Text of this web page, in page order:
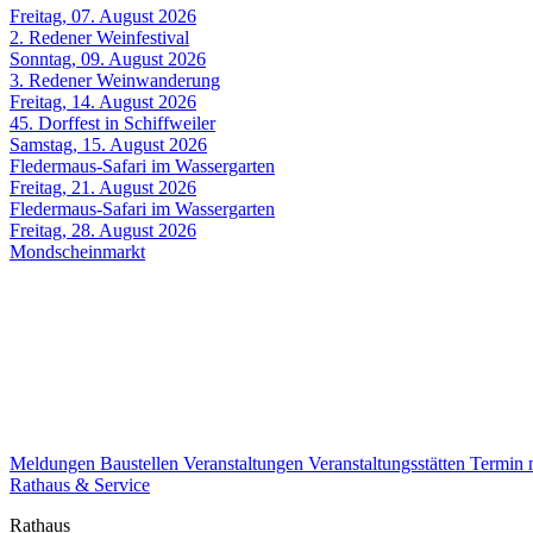
Freitag, 07. August 2026
2. Redener Weinfestival
Sonntag, 09. August 2026
3. Redener Weinwanderung
Freitag, 14. August 2026
45. Dorffest in Schiffweiler
Samstag, 15. August 2026
Fledermaus-Safari im Wassergarten
Freitag, 21. August 2026
Fledermaus-Safari im Wassergarten
Freitag, 28. August 2026
Mondscheinmarkt
Meldungen Baustellen Veranstaltungen Veranstaltungsstätten Termin
Rathaus & Service
Rathaus